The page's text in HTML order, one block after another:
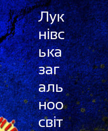
Лук
нівс
ька
заг
аль
ноо
світ